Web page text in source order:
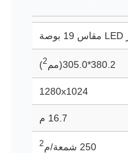
380.2*305.0(مم 2
)
1280x1024
16.7 م
250 شمعة/م 2